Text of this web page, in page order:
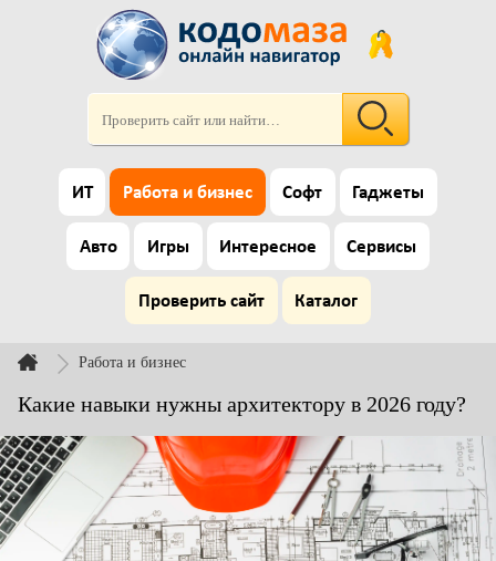
ИТ Работа и бизнес Софт Гаджеты
Авто Игры Интересное Сервисы
Проверить сайт Каталог
Работа и бизнес
Какие навыки нужны архитектору в 2026 году?